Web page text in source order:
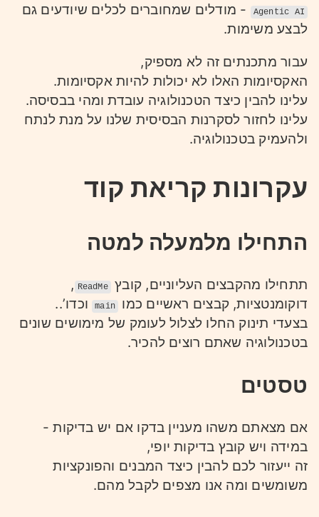
Agentic AI
- מודלים שמחוברים לכלים שיודעים גם
לבצע משימות.
עבור מתכנתים זה לא מספיק,
האקסיומות האלו לא יכולות להיות אקסיומות.
עלינו להבין כיצד הטכנולוגיה עובדת ומהי בבסיסה.
עלינו לחזור לסקרנות הבסיסית שלנו על מנת לנתח
ולהעמיק בטכנולוגיה.
עקרונות קריאת קוד
התחילו מלמעלה למטה
תתחילו מהקבצים העליוניים, קובץ ReadMe
,
דוקומנטציות, קבצים ראשיים כמו
main וכדו’..
בצעדי תינוק החלו לצלול לעומק של מימושים שונים
בטכנולוגיה שאתם רוצים להכיר.
טסטים
אם מצאתם משהו מעניין בדקו אם יש בדיקות -
במידה ויש קובץ בדיקות יופי,
זה ייעזור לכם להבין כיצד המבנים והפונקציות
משומשים ומה אנו מצפים לקבל מהם.